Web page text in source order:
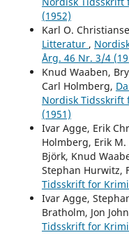
(1952)
Karl O.
Litteratur ,
Årg. 46 Nr. 3/4
Knud Waaben,
Carl Holmberg,
Nordisk Tidsskrift
(1951)
Ivar Agge, Erik
Holmberg, Erik
Björk, Knud
Stephan Hurwitz,
Tidsskrift for
Ivar Agge,
Bratholm, Jon
Tidsskrift for